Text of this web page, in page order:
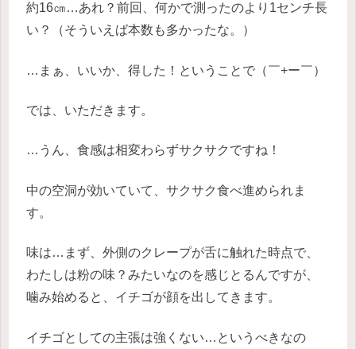
約16㎝…あれ？前回、何かで測ったのより1センチ長
い？（そういえば本数も多かったな。）
…まぁ、いいか、得した！ということで（￣+ー￣）
では、いただきます。
…うん、食感は相変わらずサクサクですね！
中の空洞が効いていて、サクサク食べ進められま
す。
味は…まず、外側のクレープが舌に触れた時点で、
わたしは粉の味？みたいなのを感じとるんですが、
噛み始めると、イチゴが顔を出してきます。
イチゴとしての主張は強くない…というべきなの